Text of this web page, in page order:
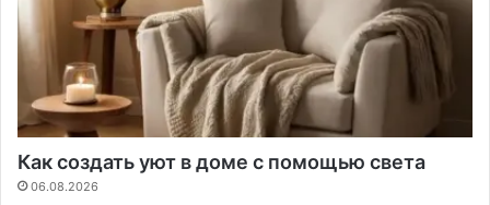
Как создать уют в доме с помощью света
06.08.2026